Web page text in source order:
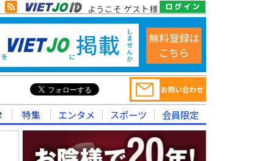
ようこそ ゲスト様
特集 エンタメ スポーツ 会員限定